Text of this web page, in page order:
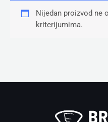
Nijedan proizvod ne
kriterijumima.